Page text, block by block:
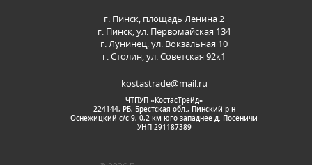
г. Пинск, площадь Ленина 2
г. Пинск, ул. Первомайская 134
г. Лунинец, ул. Вокзальная 10
г. Столин, ул. Советская 92к1
kostastrade@mail.ru
ЧТПУП «КостасТрейд»
224144, РБ, Брестская обл., Пинский р-н
Оснежицкий с/с 9, 0,2 км юго-западнее д. Посеничи
УНП 291187389